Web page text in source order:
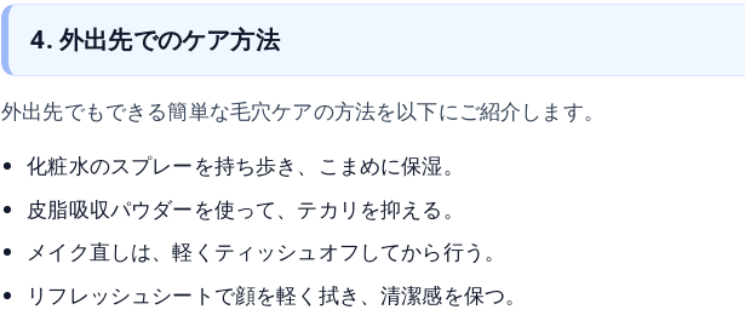
4. 外出先でのケア方法
外出先でもできる簡単な毛穴ケアの方法を以下にご紹介します。
化粧水のスプレーを持ち歩き、こまめに保湿。
皮脂吸収パウダーを使って、テカリを抑える。
メイク直しは、軽くティッシュオフしてから行う。
リフレッシュシートで顔を軽く拭き、清潔感を保つ。